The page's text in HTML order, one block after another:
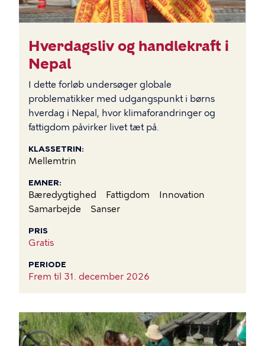
Hverdagsliv og handlekraft i
Nepal
I dette forløb undersøger globale
problematikker med udgangspunkt i børns
hverdag i Nepal, hvor klimaforandringer og
fattigdom påvirker livet tæt på.
KLASSETRIN
Mellemtrin
EMNER
Bæredygtighed Fattigdom
Innovation
Samarbejde
Sanser
PRIS
Gratis
PERIODE
Frem til 31. december 2026
BILLEDE